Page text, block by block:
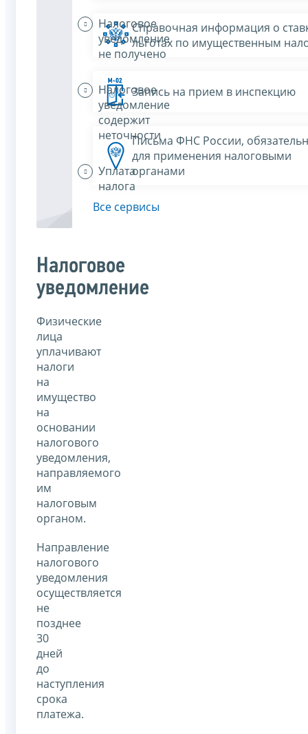
Налоговое
уведомление
не получено
Налоговое
уведомление
содержит
неточности
Уплата
налога
Налоговое
уведомление
Физические
лица
уплачивают
налоги
на
имущество
на
основании
налогового
уведомления,
направляемого
им
налоговым
органом.
Направление
налогового
уведомления
осуществляется
не
позднее
30
дней
до
наступления
срока
платежа.
Справочная информация о
льготах по имущественным
Запись на прием в инспекцию
Письма ФНС России,
для применения налоговыми
органами
Все сервисы